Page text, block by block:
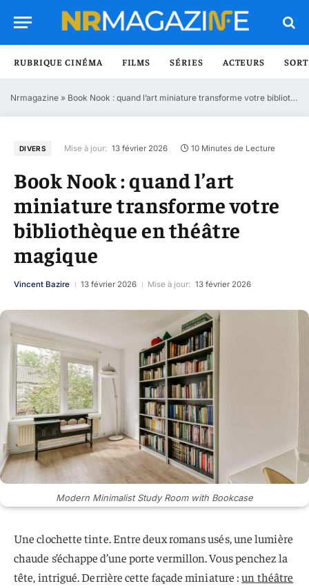
RUBRIQUE CINÉMA FILMS SÉRIES ACTEURS
Nrmagazine » Book Nook : quand l’art miniature transforme votre bibliothèque en théâtre magique
DIVERS Mise à jour: 13 février 2026 10 Minutes de Lecture
Book Nook : quand l’art
miniature transforme votre
bibliothèque en théâtre
magique
Vincent Bazire 13 février 2026 Mise à jour: 13 février 2026
Modern Minimalist Study Room with Bookcase
Une clochette tinte. Entre deux romans usés, une lumière
chaude s’échappe d’une porte vermillon. Vous penchez la
tête, intrigué. Derrière cette façade miniature :un théâtre